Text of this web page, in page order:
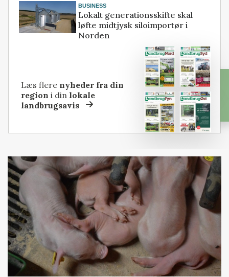
BUSINESS
Lokalt generationsskifte skal
løfte midtjysk siloimportør i
Norden
Læs flere nyheder fra din
region i dinlokale
landbrugsavis